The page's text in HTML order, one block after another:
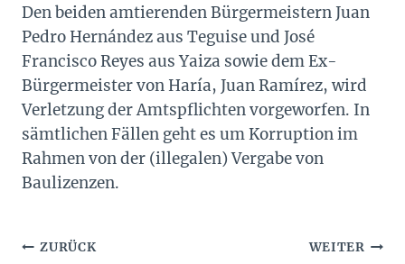
Den beiden amtierenden Bürgermeistern Juan
Pedro Hernández aus Teguise und José
Francisco Reyes aus Yaiza sowie dem Ex-
Bürgermeister von Haría, Juan Ramírez, wird
Verletzung der Amtspflichten vorgeworfen. In
sämtlichen Fällen geht es um Korruption im
Rahmen von der (illegalen) Vergabe von
Baulizenzen.
Beitragsnavigation
ZURÜCK WEITER